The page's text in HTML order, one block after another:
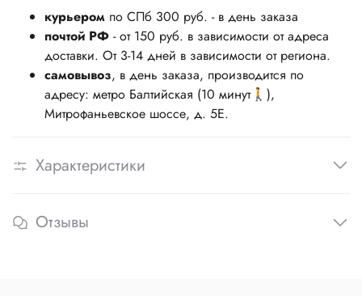
курьером по СПб 300 руб. - в день заказа
почтой РФ - от 150 руб. в зависимости от адреса
доставки. От 3-14 дней в зависимости от региона.
самовывоз, в день заказа, производится по
адресу: метро Балтийская (10 минут🚶),
Митрофаньевское шоссе, д. 5Е.
Характеристики
Отзывы